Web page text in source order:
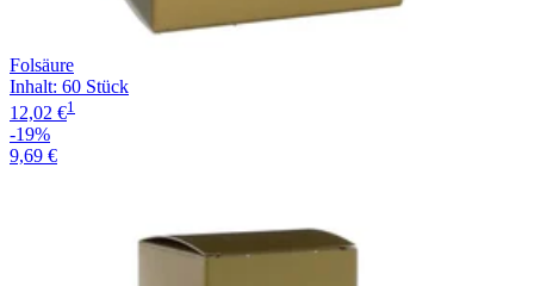
Folsäure
Inhalt: 60 Stück
12,02 €1
-19%
9,69 €